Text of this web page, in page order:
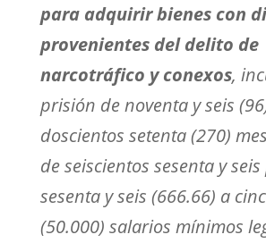
para adquirir bienes con
provenientes del delito de
narcotráfico y conexos,
prisión de noventa y seis
doscientos setenta (270)
de seiscientos sesenta y
sesenta y seis (666.66) a
(50.000) salarios mínimos